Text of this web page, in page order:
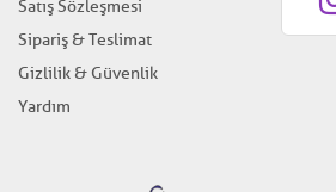
Satış Sözleşmesi
Sipariş & Teslimat
Gizlilik & Güvenlik
Yardım